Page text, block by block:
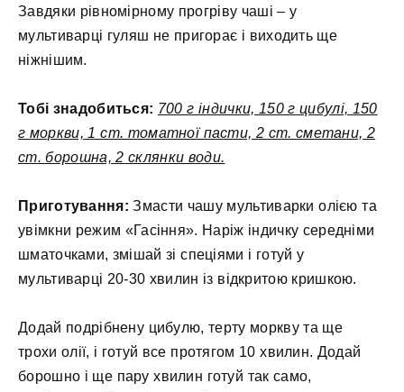
Завдяки рівномірному прогріву чаші – у
мультиварці гуляш не пригорає і виходить ще
ніжнішим.
Тобі знадобиться: 700 г індички, 150 г цибулі, 150
г моркви, 1 ст. томатної пасти, 2 ст. сметани, 2
ст. борошна, 2 склянки води.
Приготування: Змасти чашу мультиварки олією та
увімкни режим «Гасіння». Наріж індичку середніми
шматочками, змішай зі спеціями і готуй у
мультиварці 20-30 хвилин із відкритою кришкою.
Додай подрібнену цибулю, терту моркву та ще
трохи олії, і готуй все протягом 10 хвилин. Додай
борошно і ще пару хвилин готуй так само,